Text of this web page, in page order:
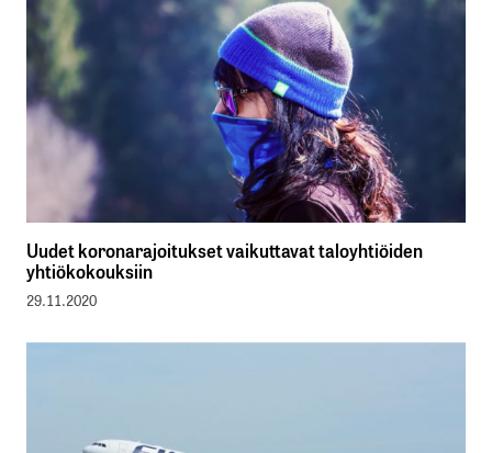
Uudet koronarajoitukset vaikuttavat taloyhtiöiden
yhtiökokouksiin
29.11.2020